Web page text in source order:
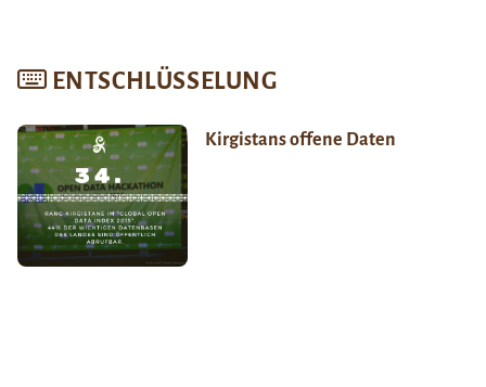
ENTSCHLÜSSELUNG
Kirgistans offene Daten